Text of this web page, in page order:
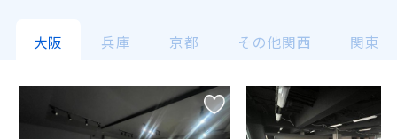
大阪 兵庫 京都 その他関西 関東